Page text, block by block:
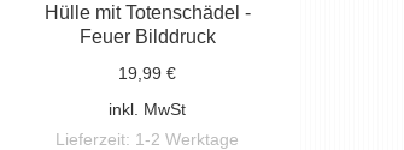
Hülle mit Totenschädel -
Feuer Bilddruck
19,99 €
inkl. MwSt
Lieferzeit: 1-2 Werktage